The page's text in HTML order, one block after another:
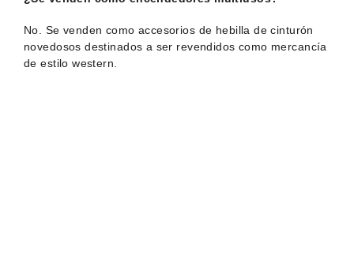
No. Se venden como accesorios de hebilla de cinturón
novedosos destinados a ser revendidos como mercancía
de estilo western.